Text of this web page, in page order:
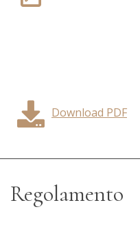
Download PDF
Regolamento